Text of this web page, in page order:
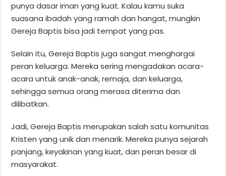
punya dasar iman yang kuat. Kalau kamu suka
suasana ibadah yang ramah dan hangat, mungkin
Gereja Baptis bisa jadi tempat yang pas.
Selain itu, Gereja Baptis juga sangat menghargai
peran keluarga. Mereka sering mengadakan acara-
acara untuk anak-anak, remaja, dan keluarga,
sehingga semua orang merasa diterima dan
dilibatkan.
Jadi, Gereja Baptis merupakan salah satu komunitas
Kristen yang unik dan menarik. Mereka punya sejarah
panjang, keyakinan yang kuat, dan peran besar di
masyarakat.